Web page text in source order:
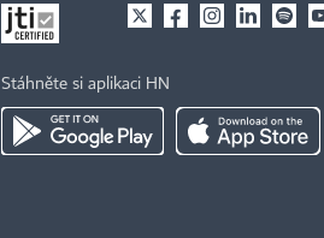
Stáhněte si aplikaci HN